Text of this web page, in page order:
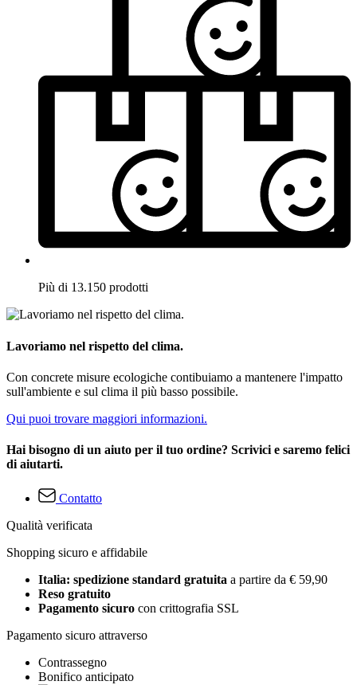
Più di 13.150 prodotti
Lavoriamo nel rispetto del clima.
Con concrete misure ecologiche contibuiamo a mantenere l'impatto
sull'ambiente e sul clima il più basso possibile.
Qui puoi trovare maggiori informazioni.
Hai bisogno di un aiuto per il tuo ordine? Scrivici e saremo felici
di aiutarti.
Contatto
Qualità verificata
Shopping sicuro e affidabile
Italia: spedizione standard gratuita a partire da € 59,90
Reso gratuito
Pagamento sicuro con crittografia SSL
Pagamento sicuro attraverso
Contrassegno
Bonifico anticipato